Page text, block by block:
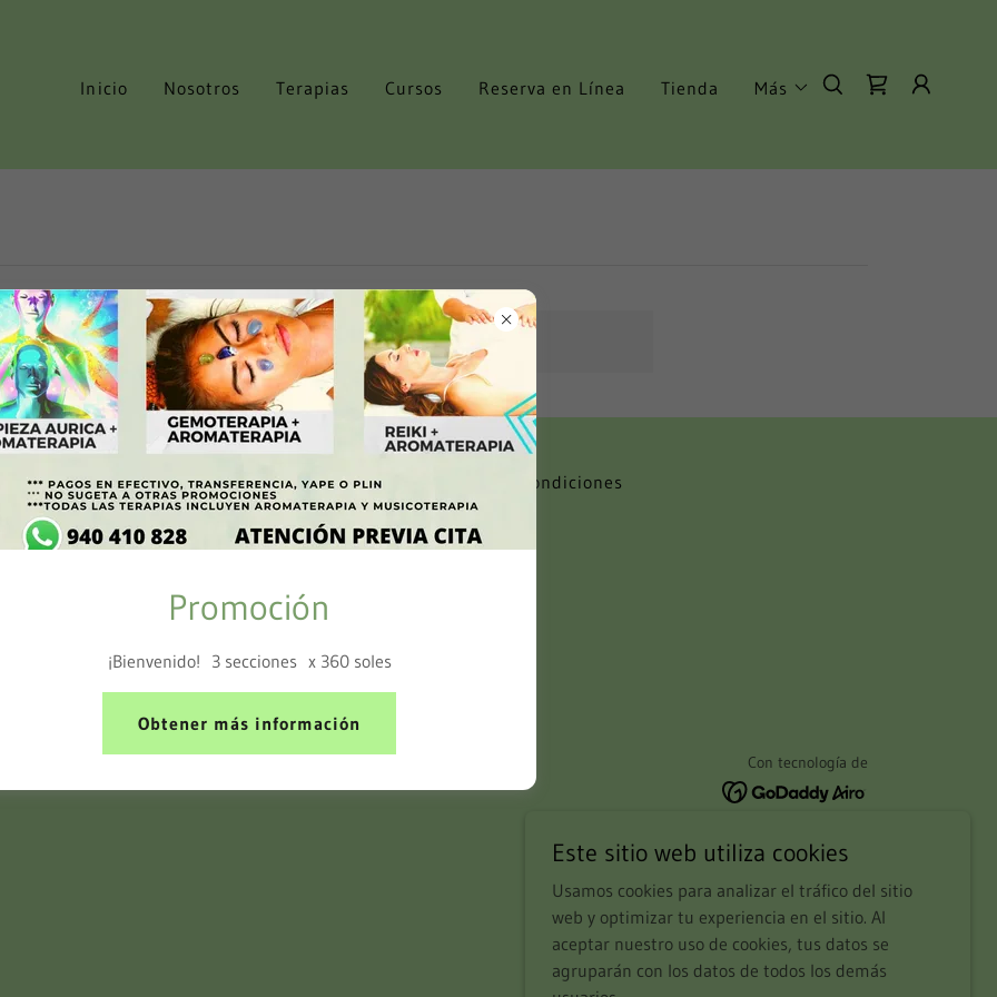
Inicio Nosotros Terapias Cursos Reserva en Línea Tienda Más
Próximamente: Política de privacidad
en Línea Eventos Política de privacidad Términos y condiciones
Luna Nueva Centro Holístico
Av. Gral. Eugenio Garzón 1756, Jesús María
+51 940-410-828
Con tecnología de
Promoción
¡Bienvenido! 3 secciones x 360 soles
Obtener más información
Este sitio web utiliza cookies
Usamos cookies para analizar el tráfico del sitio
web y optimizar tu experiencia en el sitio. Al
aceptar nuestro uso de cookies, tus datos se
agruparán con los datos de todos los demás